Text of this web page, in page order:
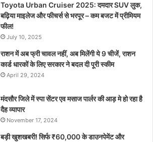
Toyota Urban Cruiser 2025: दमदार SUV लुक,
बढ़िया माइलेज और फीचर्स से भरपूर – कम बजट में प्रीमियम
फील!
July 10, 2025
राशन में अब फ्री चावल नहीं, अब मिलेंगी ये 9 चीजें, राशन
कार्ड धारकों के लिए सरकार ने बदल दी पूरी स्कीम
April 29, 2024
मंदसौर जिले में स्पा सेंटर एव मसाज पार्लर की आड़ मे हो रहा है
दैह व्यापार
November 17, 2024
बड़ी खुशखबरी! सिर्फ ₹60,000 के डाउनपेमेंट और